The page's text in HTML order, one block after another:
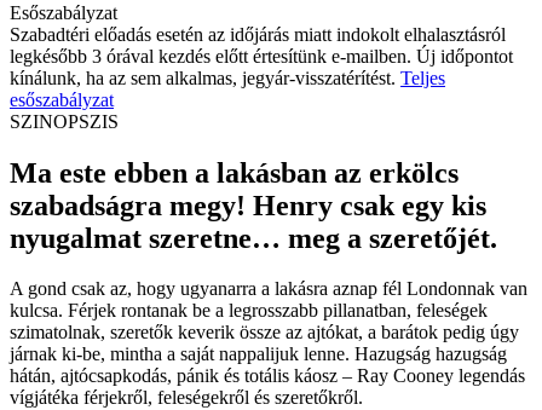
Esőszabályzat
Szabadtéri előadás esetén az időjárás miatt indokolt elhalasztásról
legkésőbb 3 órával kezdés előtt értesítünk e-mailben. Új időpontot
kínálunk, ha az sem alkalmas, jegyár-visszatérítést. Teljes
esőszabályzat
SZINOPSZIS
Ma este ebben a lakásban az erkölcs
szabadságra megy! Henry csak egy kis
nyugalmat szeretne… meg a szeretőjét.
A gond csak az, hogy ugyanarra a lakásra aznap fél Londonnak van
kulcsa. Férjek rontanak be a legrosszabb pillanatban, feleségek
szimatolnak, szeretők keverik össze az ajtókat, a barátok pedig úgy
járnak ki-be, mintha a saját nappalijuk lenne. Hazugság hazugság
hátán, ajtócsapkodás, pánik és totális káosz – Ray Cooney legendás
vígjátéka férjekről, feleségekről és szeretőkről.